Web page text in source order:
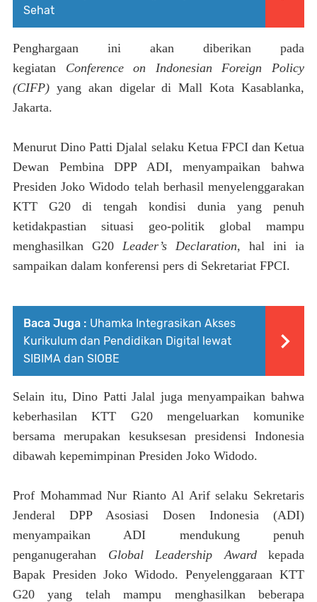
Sehat
Penghargaan ini akan diberikan pada
kegiatan Conference on Indonesian Foreign Policy
(CIFP) yang akan digelar di Mall Kota Kasablanka,
Jakarta.
Menurut Dino Patti Djalal selaku Ketua FPCI dan Ketua
Dewan Pembina DPP ADI, menyampaikan bahwa
Presiden Joko Widodo telah berhasil menyelenggarakan
KTT G20 di tengah kondisi dunia yang penuh
ketidakpastian situasi geo-politik global mampu
menghasilkan G20 Leader’s Declaration, hal ini ia
sampaikan dalam konferensi pers di Sekretariat FPCI.
Baca Juga : Uhamka Integrasikan Akses
Kurikulum dan Pendidikan Digital lewat
SIBIMA dan SIOBE
Selain itu, Dino Patti Jalal jugamenyampaikan bahwa
keberhasilan KTT G20 mengeluarkan komunike
bersama merupakan kesuksesan presidensi Indonesia
dibawah kepemimpinan Presiden Joko Widodo.
Prof Mohammad Nur Rianto Al Arifselaku Sekretaris
Jenderal DPP Asosiasi Dosen Indonesia (ADI)
menyampaikan ADI mendukung penuh
penganugerahan Global Leadership Awardkepada
Bapak Presiden Joko Widodo. Penyelenggaraan KTT
G20yang telah mampu menghasilkan beberapa